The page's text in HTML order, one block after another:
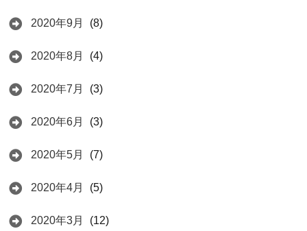
2020年9月 (8)
2020年8月 (4)
2020年7月 (3)
2020年6月 (3)
2020年5月 (7)
2020年4月 (5)
2020年3月 (12)